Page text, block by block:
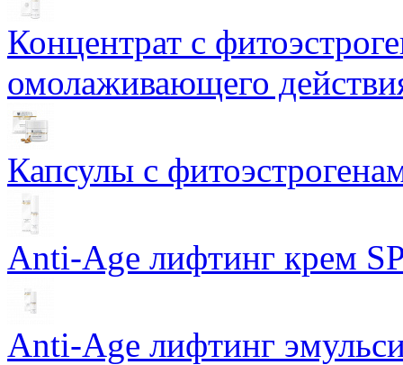
Концентрат с
омолаживающего
Капсулы с
Anti-Age лифтинг крем
Anti-Age лифтинг